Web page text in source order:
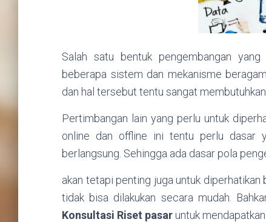
Salah satu bentuk pengembangan
beberapa sistem dan mekanisme
dan hal tersebut tentu sangat membutuhkan
Pertimbangan lain yang perlu untuk
online dan offline ini tentu perlu dasar
berlangsung. Sehingga ada dasar pola
akan tetapi penting juga untuk
tidak bisa dilakukan secara mudah.
Konsultasi Riset pasar untuk